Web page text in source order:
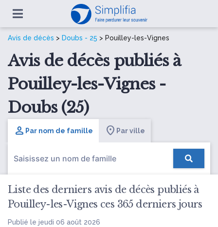
Avis de décès > Doubs - 25 > Pouilley-les-Vignes
Avis de décès publiés à
Pouilley-les-Vignes -
Doubs (25)
Par nom de famille Par ville
Liste des derniers avis de décès publiés à
Pouilley-les-Vignes ces 365 derniers jours
Publié le jeudi 06 août 2026